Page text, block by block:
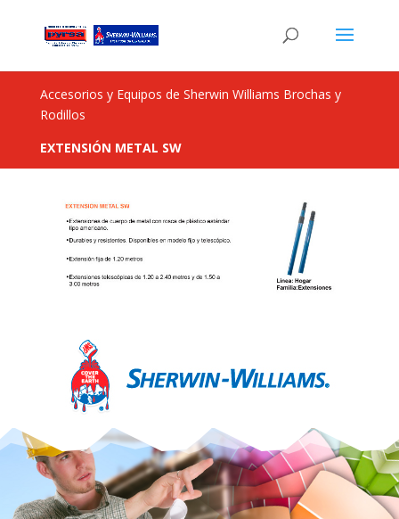
Accesorios y Equipos de Sherwin Williams Brochas y
Rodillos
EXTENSIÓN METAL SW